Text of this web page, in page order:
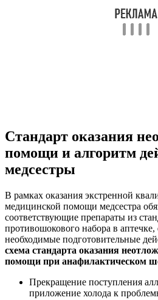
Стандарт оказания
помощи и алгоритм
медсестры
В рамках оказания экстренной
медицинской помощи медсестра
соответствующие препараты из
противошокового набора в
необходимые подготовительные
схема стандарта оказания
помощи при анафилактическом
Прекращение поступления
приложение холода к